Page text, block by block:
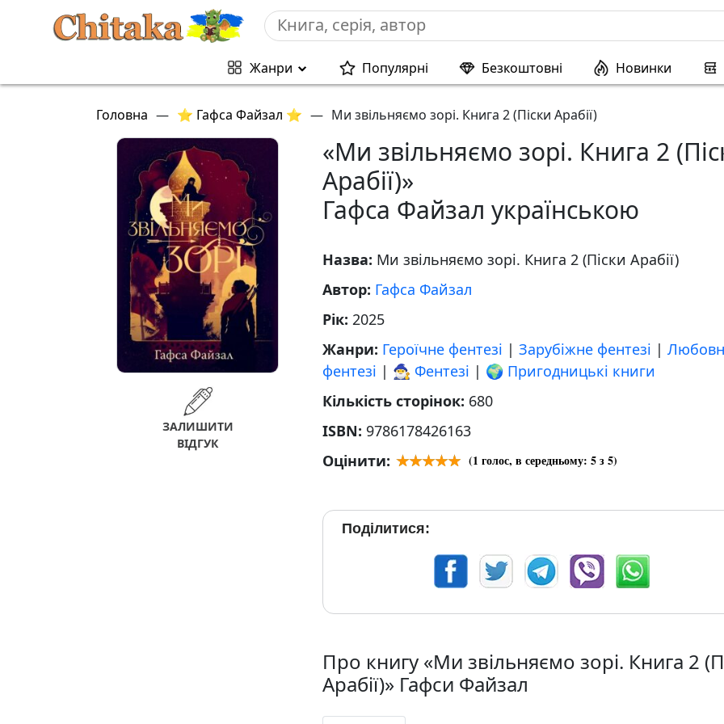
Жанри Популярні Безкоштовні Новинки
Головна — ⭐ Гафса Файзал ⭐ — Ми звільняємо зорі. Книга 2 (Піски Арабії)
ЗАЛИШИТИ
ВІДГУК
«Ми звільняємо зорі. Книга 2
Арабії)»
Гафса Файзал українською
Назва: Ми звільняємо зорі. Книга 2 (Піски Арабії)
Автор: Гафса Файзал
Рік: 2025
Жанри: Героїчне фентезі | Зарубіжне фентезі |
фентезі | 🧙‍♂️ Фентезі | 🌍 Пригодницькі книги
Кількість сторінок: 680
ISBN: 9786178426163
Оцінити:
(1 голос, в середньому: 5з 5)
Поділитися:
Про книгу «Ми звільняємо зорі. Книга 2
Арабії)» Гафси Файзал